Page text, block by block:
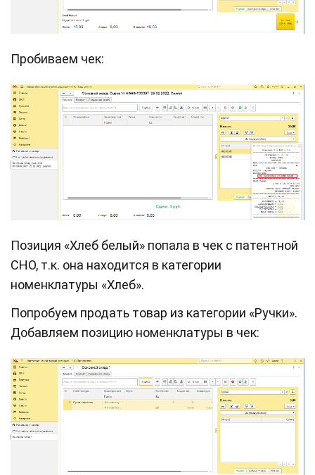
Пробиваем чек:
Позиция «Хлеб белый» попала в чек с патентной
СНО, т.к. она находится в категории
номенклатуры «Хлеб».
Попробуем продать товар из категории «Ручки».
Добавляем позицию номенклатуры в чек: